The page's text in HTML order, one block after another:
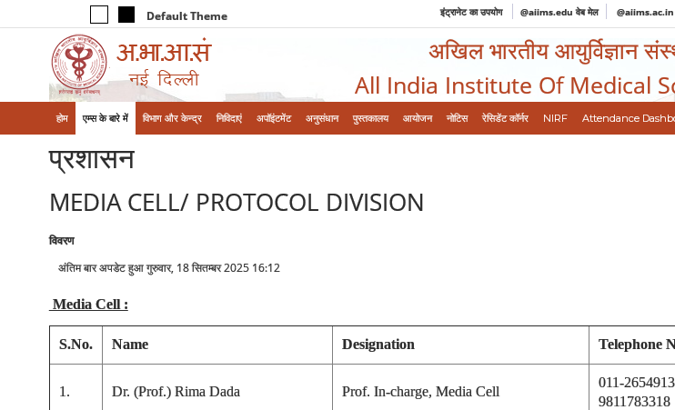
Default Theme इंट्रानेट का उपयोग @aiims.edu वेब मेल
अखिल भारतीय आयुर्विज्ञान
All India Institute Of Medical
होम एम्‍स के बारे में विभाग और केन्‍द्र निविदाएं अपॉइंटमेंट अनुसंधान पुस्तकालय आयोजन नोटिस रेसिडेंट कॉर्नर NIRF Attendance
प्रशासन
MEDIA CELL/ PROTOCOL DIVISION
विवरण
अंतिम बार अपडेट हुआ गुरुवार, 18 सितम्बर 2025 16:12
Media Cell :
S.No. Name Designation Telephone
1. Dr. (Prof.) Rima Dada Prof. In-charge, Media Cell
011-
9811783318